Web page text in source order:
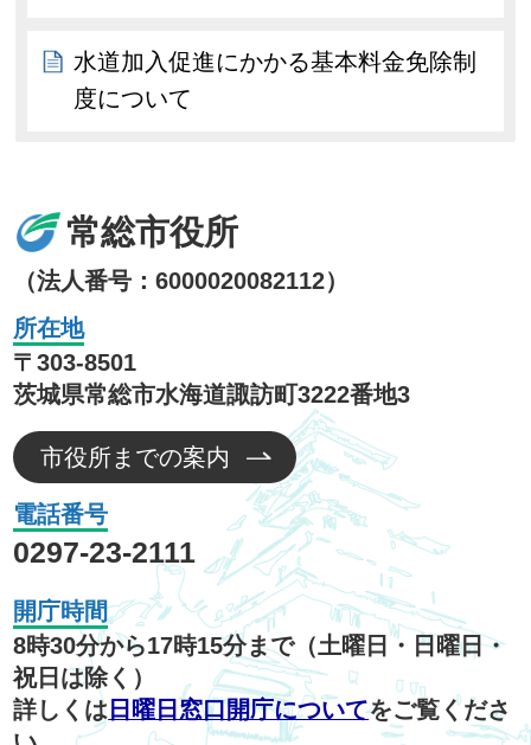
水道加入促進にかかる基本料金免除制
度について
常総市役所
（法人番号：6000020082112）
所在地
〒303-8501
茨城県常総市水海道諏訪町3222番地3
市役所までの案内
電話番号
0297-23-2111
開庁時間
8時30分から17時15分まで（土曜日・日曜日・
祝日は除く）
詳しくは 日曜日窓口開庁についてをご覧くださ